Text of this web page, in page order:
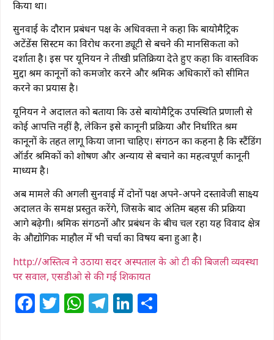
किया था।
सुनवाई के दौरान प्रबंधन पक्ष के अधिवक्ता ने कहा कि बायोमैट्रिक
अटेंडेंस सिस्टम का विरोध करना ड्यूटी से बचने की मानसिकता को
दर्शाता है। इस पर यूनियन ने तीखी प्रतिक्रिया देते हुए कहा कि वास्तविक
मुद्दा श्रम कानूनों को कमजोर करने और श्रमिक अधिकारों को सीमित
करने का प्रयास है।
यूनियन ने अदालत को बताया कि उसे बायोमैट्रिक उपस्थिति प्रणाली से
कोई आपत्ति नहीं है, लेकिन इसे कानूनी प्रक्रिया और निर्धारित श्रम
कानूनों के तहत लागू किया जाना चाहिए। संगठन का कहना है कि स्टैंडिंग
ऑर्डर श्रमिकों को शोषण और अन्याय से बचाने का महत्वपूर्ण कानूनी
माध्यम है।
अब मामले की अगली सुनवाई में दोनों पक्ष अपने-अपने दस्तावेजी साक्ष्य
अदालत के समक्ष प्रस्तुत करेंगे, जिसके बाद अंतिम बहस की प्रक्रिया
आगे बढ़ेगी। श्रमिक संगठनों और प्रबंधन के बीच चल रहा यह विवाद क्षेत्र
के औद्योगिक माहौल में भी चर्चा का विषय बना हुआ है।
http://अस्तित्व ने उठाया सदर अस्पताल के ओ टी की बिजली व्यवस्था
पर सवाल, एसडीओ से की गई शिकायत
Facebook
Twitter
WhatsApp
Telegram
LinkedIn